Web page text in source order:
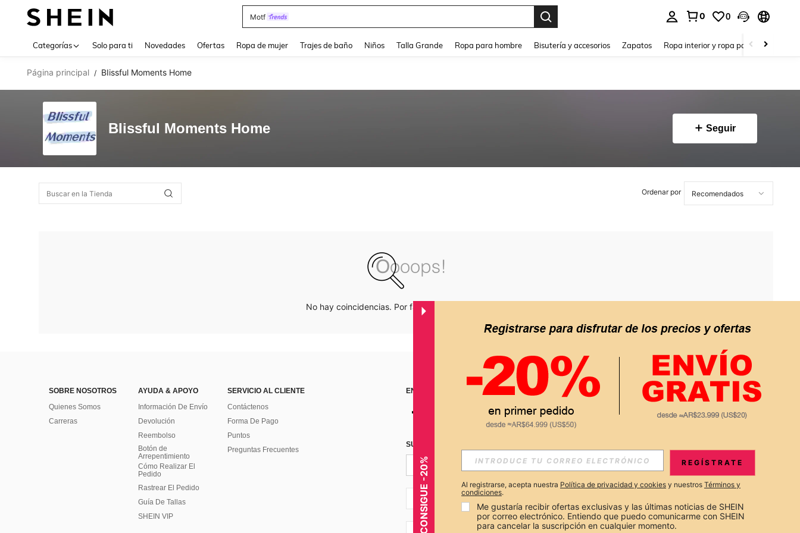
Motf
0 0
Categorías Solo para ti Novedades Ofertas Ropa de mujer Trajes de baño Niños Talla Grande Ropa para hombre Bisutería y accesorios Zapatos Ropa interior y ropa para dormir
Página principal / BIissful Moments Home
BIissful Moments Home Seguir
Ordenar por
No hay coincidencias. Por favor inténtalo de nuevo.
SOBRE NOSOTROS
Quienes Somos
Carreras
AYUDA & APOYO
Información De Envío
Devolución
Reembolso
Botón de
Arrepentimiento
Cómo Realizar El
Pedido
Rastrear El Pedido
Guía De Tallas
SHEIN VIP
SERVICIO AL CLIENTE
Contáctenos
Forma De Pago
Puntos
Preguntas Frecuentes
ENCUÉNTRANOS EN APP
SUSCRÍBETE PARA RECIBIR OFERTAS EXCLUSIVAS, PROMOCIONES Y NOTICIAS DE SHEIN
Suscribir
AR + 54
CONSIGUE -20% REGÍSTRATE
Al registrarse, acepta nuestra Política de privacidad y cookies y nuestros Términos y
condiciones.
Me gustaría recibir ofertas exclusivas y las últimas noticias de SHEIN
por correo electrónico. Entiendo que puedo comunicarme con SHEIN
para cancelar la suscripción en cualquier momento.